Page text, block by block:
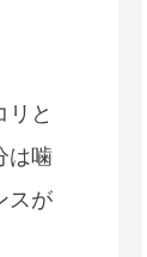
リと
は噛
スが